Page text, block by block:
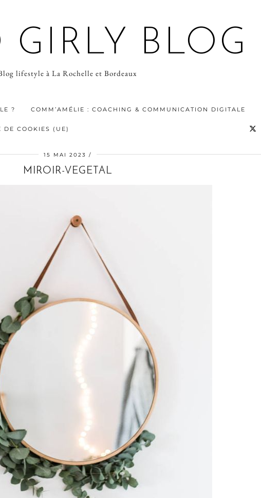
GIRLY BLOG
lifestyle à La Rochelle et Bordeaux
? COMM’AMÉLIE : COACHING & COMMUNICATION DIGITALE
DE COOKIES (UE)
15 MAI 2023
MIROIR-VEGETAL